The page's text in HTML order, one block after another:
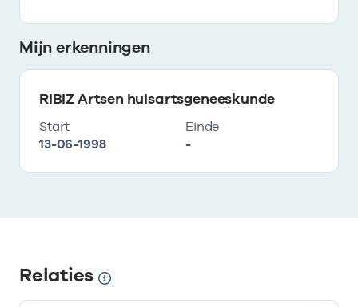
Mijn erkenningen
RIBIZ Artsen huisartsgeneeskunde
Start
13-06-1998
Einde
-
Relaties